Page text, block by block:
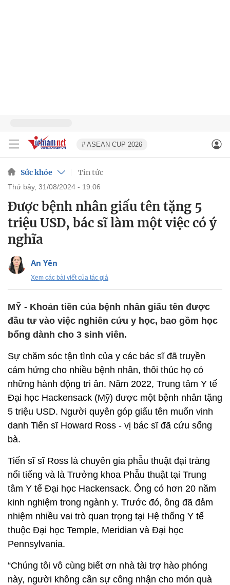
# ASEAN CUP 2026
Sức khỏe Tin tức
thứ bảy, 31/08/2024 - 19:06
Được bệnh nhân giấu tên tặng 5
triệu USD, bác sĩ làm một việc có ý
nghĩa
An Yên
Xem các bài viết của tác giả
MỸ - Khoản tiền của bệnh nhân giấu tên được
đầu tư vào việc nghiên cứu y học, bao gồm học
bổng dành cho 3 sinh viên.
Sự chăm sóc tận tình của y các bác sĩ đã truyền
cảm hứng cho nhiều bệnh nhân, thôi thúc họ có
những hành động tri ân. Năm 2022, Trung tâm Y tế
Đại học Hackensack (Mỹ) được một bệnh nhân tặng
5 triệu USD. Người quyên góp giấu tên muốn vinh
danh Tiến sĩ Howard Ross - vị bác sĩ đã cứu sống
bà.
Tiến sĩ sĩ Ross là chuyên gia phẫu thuật đại tràng
nổi tiếng và là Trưởng khoa Phẫu thuật tại Trung
tâm Y tế Đại học Hackensack. Ông có hơn 20 năm
kinh nghiệm trong ngành y. Trước đó, ông đã đảm
nhiệm nhiều vai trò quan trọng tại Hệ thống Y tế
thuộc Đại học Temple, Meridian và Đại học
Pennsylvania.
“Chúng tôi vô cùng biết ơn nhà tài trợ hào phóng
này, người không cần sự công nhận cho món quà